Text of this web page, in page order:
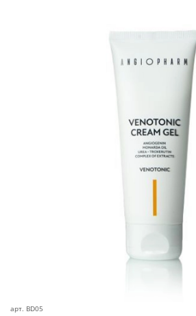
арт. BD05